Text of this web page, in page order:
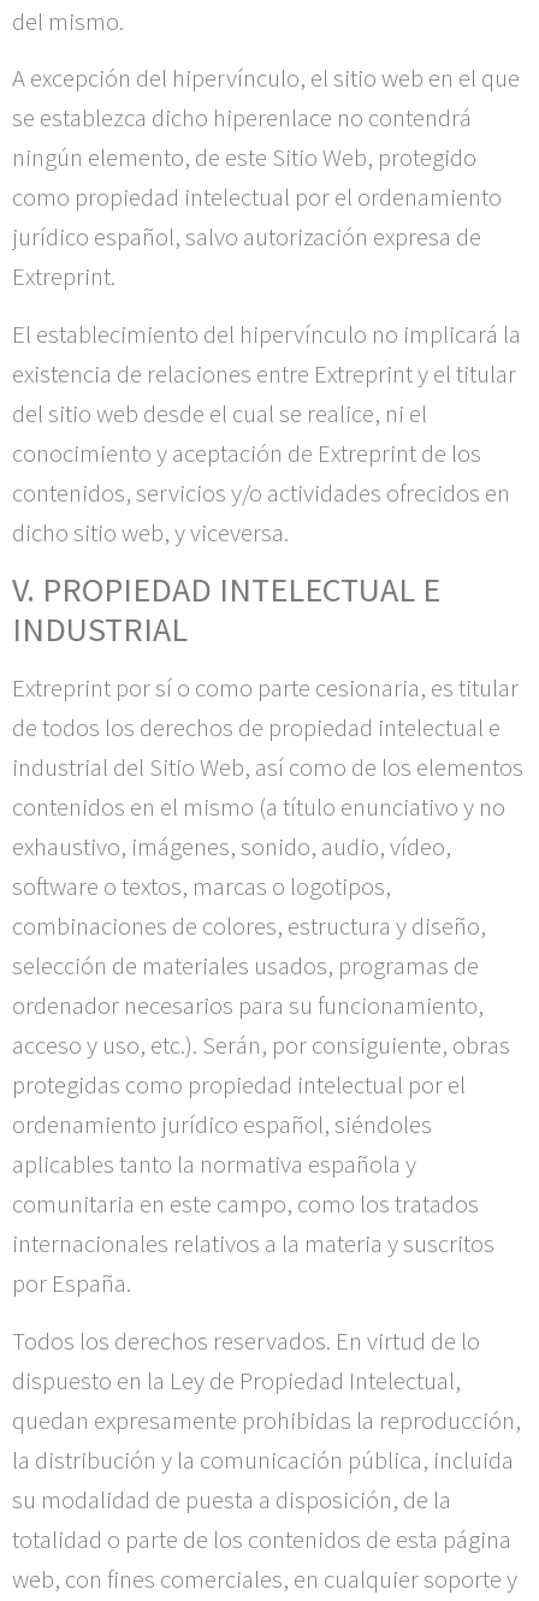
del mismo.
A excepción del hipervínculo, el sitio web en el que
se establezca dicho hiperenlace no contendrá
ningún elemento, de este Sitio Web, protegido
como propiedad intelectual por el ordenamiento
jurídico español, salvo autorización expresa de
Extreprint.
El establecimiento del hipervínculo no implicará la
existencia de relaciones entre Extreprinty el titular
del sitio web desde el cual se realice, ni el
conocimiento y aceptación de Extreprintde los
contenidos, servicios y/o actividades ofrecidos en
dicho sitio web, y viceversa.
V. PROPIEDAD INTELECTUAL E
INDUSTRIAL
Extreprint por sí o como parte cesionaria, es titular
de todos los derechos de propiedad intelectual e
industrial del Sitio Web, así como de los elementos
contenidos en el mismo (a título enunciativo y no
exhaustivo, imágenes, sonido, audio, vídeo,
software o textos, marcas o logotipos,
combinaciones de colores, estructura y diseño,
selección de materiales usados, programas de
ordenador necesarios para su funcionamiento,
acceso y uso, etc.). Serán, por consiguiente, obras
protegidas como propiedad intelectual por el
ordenamiento jurídico español, siéndoles
aplicables tanto la normativa española y
comunitaria en este campo, como los tratados
internacionales relativos a la materia y suscritos
por España.
Todos los derechos reservados. En virtud de lo
dispuesto en la Ley de Propiedad Intelectual,
quedan expresamente prohibidas la reproducción,
la distribución y la comunicación pública, incluida
su modalidad de puesta a disposición, de la
totalidad o parte de los contenidos de esta página
web, con fines comerciales, en cualquier soporte y